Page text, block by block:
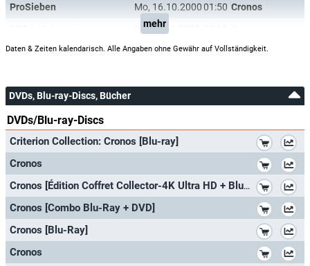
ProSieben
Mo, 16.10.200001:50 Cronos
Do, 08.06.2000
mehr
Daten & Zeiten kalendarisch. Alle Angaben ohne Gewähr auf Vollständigkeit.
DVDs, Blu-ray-Discs, Bücher
DVDs/Blu-ray-Discs
Criterion Collection: Cronos [Blu-ray]
Cronos
Cronos [Édition Coffret Collector-4K Ultra HD + Blu-Ray + Livre]
Cronos [Combo Blu-Ray + DVD]
Cronos [Blu-Ray]
Cronos